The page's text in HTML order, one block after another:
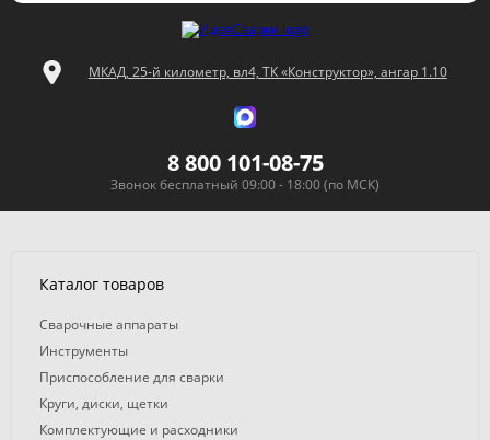
МКАД, 25-й километр, вл4, ТК «Конструктор», ангар 1.10
8 800 101-08-75
Звонок бесплатный 09:00 - 18:00 (по МСК)
Каталог товаров
Сварочные аппараты
Инструменты
Приспособление для сварки
Круги, диски, щетки
Комплектующие и расходники